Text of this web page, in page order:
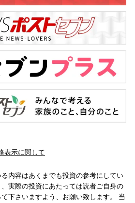
表示に関して
内容はあくまでも投資の参考にしてい
実際の投資にあたっては読者ご自身の
下さいますよう、お願い致します。 当